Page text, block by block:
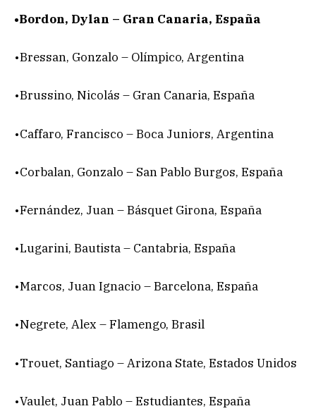
•Bordon, Dylan – Gran Canaria, España
•Bressan, Gonzalo – Olímpico, Argentina
•Brussino, Nicolás – Gran Canaria, España
•Caffaro, Francisco – Boca Juniors, Argentina
•Corbalan, Gonzalo – San Pablo Burgos, España
•Fernández, Juan – Básquet Girona, España
•Lugarini, Bautista – Cantabria, España
•Marcos, Juan Ignacio – Barcelona, España
•Negrete, Alex – Flamengo, Brasil
•Trouet, Santiago – Arizona State, Estados Unidos
•Vaulet, Juan Pablo – Estudiantes, España